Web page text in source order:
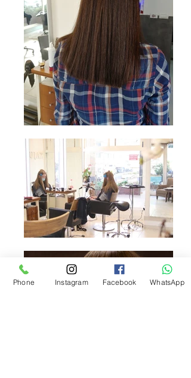
Phone Instagram Facebook WhatsApp